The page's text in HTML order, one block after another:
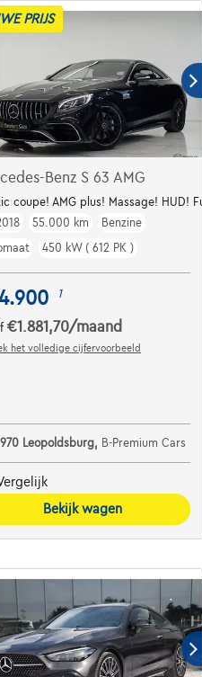
PRIJS
Benz S 63 AMG
coupe! AMG plus! Massage! HUD!
55.000 km
Benzine
450 kW ( 612 PK )
1
€1.881,70/maand
het volledige cijfervoorbeeld
Leopoldsburg, B-Premium Cars
Bekijk wagen